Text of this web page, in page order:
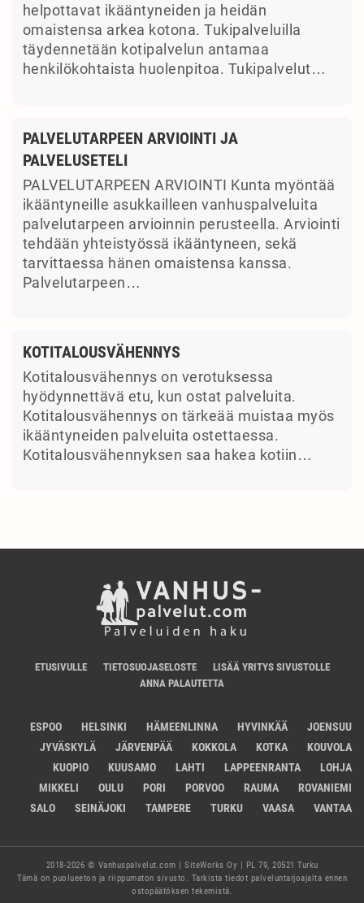
helpottavat ikääntyneiden ja heidän
omaistensa arkea kotona. Tukipalveluilla
täydennetään kotipalvelun antamaa
henkilökohtaista huolenpitoa. Tukipalvelut…
PALVELUTARPEEN ARVIOINTI JA
PALVELUSETELI
PALVELUTARPEEN ARVIOINTI Kunta myöntää
ikääntyneille asukkailleen vanhuspalveluita
palvelutarpeen arvioinnin perusteella. Arviointi
tehdään yhteistyössä ikääntyneen, sekä
tarvittaessa hänen omaistensa kanssa.
Palvelutarpeen…
KOTITALOUSVÄHENNYS
Kotitalousvähennys on verotuksessa
hyödynnettävä etu, kun ostat palveluita.
Kotitalousvähennys on tärkeää muistaa myös
ikääntyneiden palveluita ostettaessa.
Kotitalousvähennyksen saa hakea kotiin…
ETUSIVULLE TIETOSUOJASELOSTE
LISÄÄ YRITYS SIVUSTOLLE
ANNA PALAUTETTA
ESPOO HELSINKI HÄMEENLINNA HYVINKÄÄ
JOENSUU
JYVÄSKYLÄ
JÄRVENPÄÄ KOKKOLA KOTKA
KOUVOLA
KUOPIO
KUUSAMO LAHTI LAPPEENRANTA
LOHJA
MIKKELI
OULU PORI PORVOO RAUMA
ROVANIEMI
SALO
SEINÄJOKI TAMPERE TURKU VAASA VANTAA
2018-2026 © Vanhuspalvelut.com | SiteWorks Oy | PL 79, 20521 Turku
Tämä on puolueeton ja riippumaton sivusto. Tarkista tiedot palveluntarjoajalta ennen
ostopäätöksen tekemistä.